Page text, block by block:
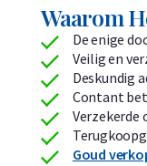
Waarom
De enige
Veilig en
Deskundig
Contant
Verzekerde
Goud